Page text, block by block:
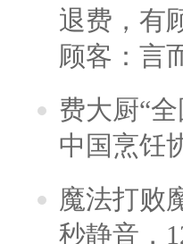
退费，有
顾客：言
费大厨“
中国烹饪
魔法打败
秒静音，